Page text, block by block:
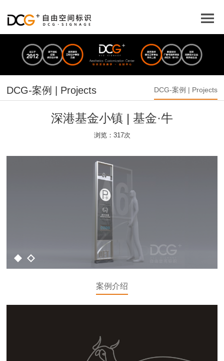
DCG-案例 | Projects DCG-案例 | Projects
深港基金小镇 | 基金·牛
浏览：317次
案例介绍